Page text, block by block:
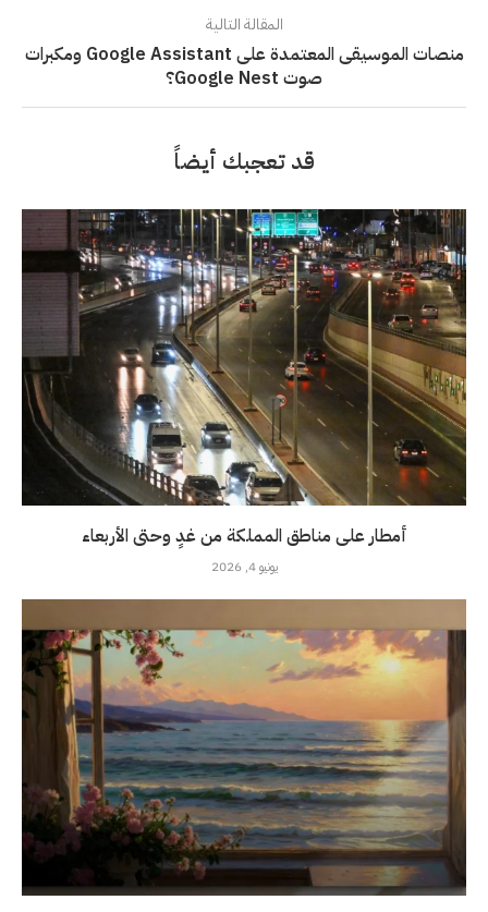
المقالة التالية
منصات الموسيقى المعتمدة على Google Assistant ومكبرات
صوت Google Nest؟
قد تعجبك أيضاً
أمطار على مناطق المملكة من غدٍ وحتى الأربعاء
يونيو 4, 2026